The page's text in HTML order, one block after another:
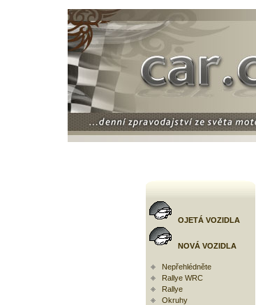
OJETÁ VOZIDLA
NOVÁ VOZIDLA
Nepřehlédněte
Rallye WRC
Rallye
Okruhy